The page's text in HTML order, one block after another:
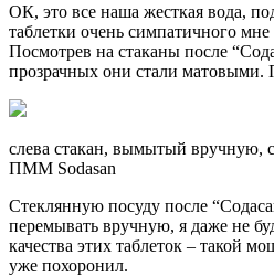
ОК, это все наша жесткая вода,
таблетки очень симпатичного мне
Посмотрев на стаканы после
прозрачных они стали матовыми.
слева стакан, вымытый вручную,
ПММ Sodasan
Стеклянную посуду после
перемывать вручную, я даже не
качества этих таблеток – такой
уже похоронил.